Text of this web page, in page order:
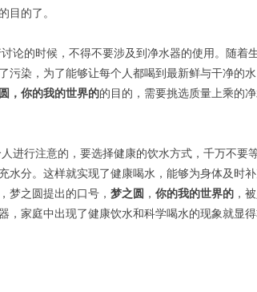
目的了。
论的时候，不得不要涉及到净水器的使用。随着
污染，为了能够让每个人都喝到最新鲜与干净的水
，你的我的世界的的目的，需要挑选质量上乘的
进行注意的，要选择健康的饮水方式，千万不要
水分。这样就实现了健康喝水，能够为身体及时
梦之圆提出的口号，梦之圆 ，你的我的世界的 ，
，家庭中出现了健康饮水和科学喝水的现象就显